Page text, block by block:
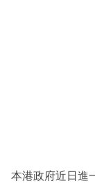
區
本港政府近日進